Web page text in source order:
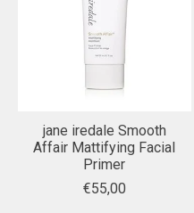
jane iredale Smooth
Affair Mattifying Facial
Primer
€55,00